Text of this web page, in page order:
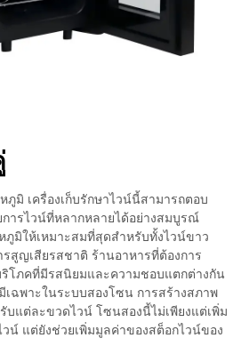
มิ เครื่องเก็บรักษาไวน์นี้สามารถตอบ
ารไวน์ที่หลากหลายได้อย่างสมบูรณ์
มิให้เหมาะสมที่สุดสำหรับทั้งไวน์ขาว
รสูญเสียรสชาติ ร้านอาหารที่ต้องการ
ริโภคที่มีรสนิยมและความชอบแตกต่างกัน
ฉพาะในระบบสองโซน การสร้างสภาพ
แต่ละขวดไวน์ โซนสองนี้ไม่เพียงแต่เพิ่ม
น์ แต่ยังช่วยเพิ่มมูลค่าของสต็อกไวน์ของ